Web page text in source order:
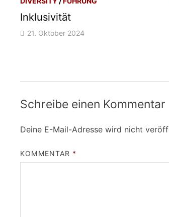
Inklusivität
21. Oktober 2024
Schreibe einen Kommentar
Deine E-Mail-Adresse wird nicht
KOMMENTAR *